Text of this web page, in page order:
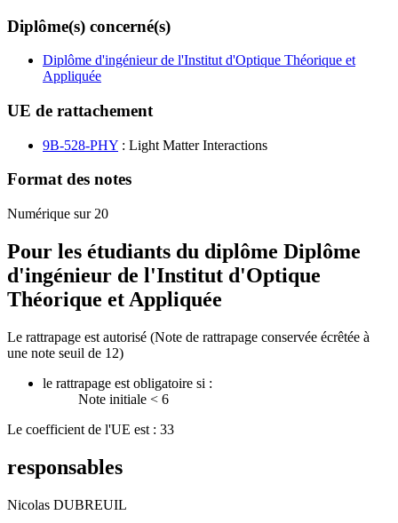
Diplôme(s) concerné(s)
Diplôme d'ingénieur de l'Institut d'Optique Théorique et
Appliquée
UE de rattachement
9B-528-PHY : Light Matter Interactions
Format des notes
Numérique sur 20
Pour les étudiants du diplôme Diplôme
d'ingénieur de l'Institut d'Optique
Théorique et Appliquée
Le rattrapage est autorisé (Note de rattrapage conservée écrêtée à
une note seuil de 12)
le rattrapage est obligatoire si :
Note initiale < 6
Le coefficient de l'UE est : 33
responsables
Nicolas DUBREUIL